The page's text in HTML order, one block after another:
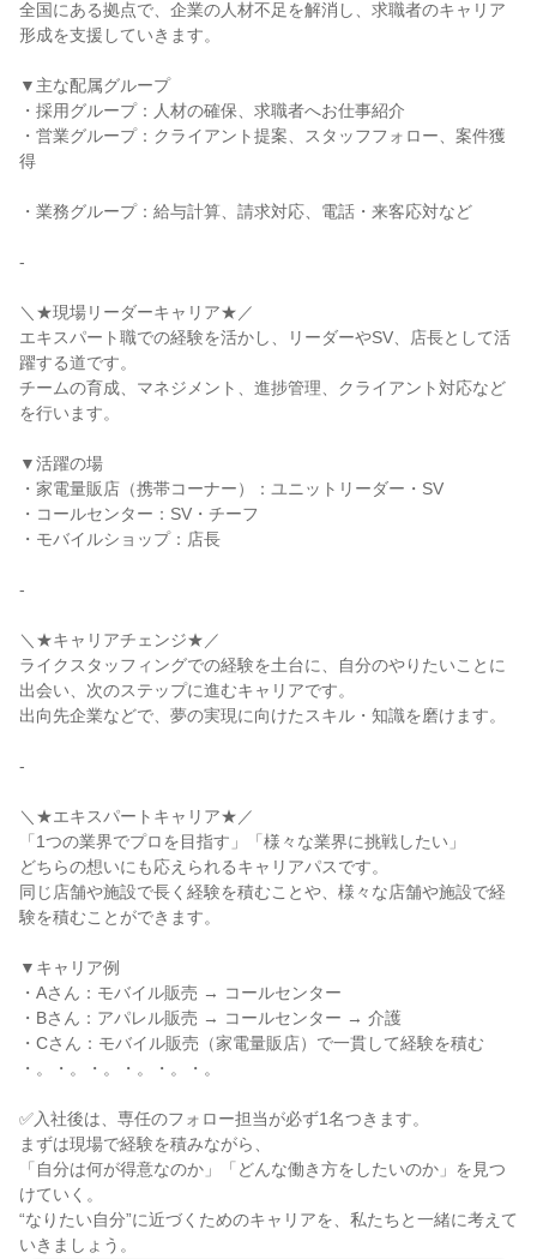
全国にある拠点で、企業の人材不足を解消し、求職者のキャリア
形成を支援していきます。
▼主な配属グループ
・採用グループ：人材の確保、求職者へお仕事紹介
・営業グループ：クライアント提案、スタッフフォロー、案件獲
得
・業務グループ：給与計算、請求対応、電話・来客応対など
-
＼★現場リーダーキャリア★／
エキスパート職での経験を活かし、リーダーやSV、店長として活
躍する道です。
チームの育成、マネジメント、進捗管理、クライアント対応など
を行います。
▼活躍の場
・家電量販店（携帯コーナー）：ユニットリーダー・SV
・コールセンター：SV・チーフ
・モバイルショップ：店長
-
＼★キャリアチェンジ★／
ライクスタッフィングでの経験を土台に、自分のやりたいことに
出会い、次のステップに進むキャリアです。
出向先企業などで、夢の実現に向けたスキル・知識を磨けます。
-
＼★エキスパートキャリア★／
「1つの業界でプロを目指す」「様々な業界に挑戦したい」
どちらの想いにも応えられるキャリアパスです。
同じ店舗や施設で長く経験を積むことや、様々な店舗や施設で経
験を積むことができます。
▼キャリア例
・Aさん：モバイル販売 → コールセンター
・Bさん：アパレル販売 → コールセンター → 介護
・Cさん：モバイル販売（家電量販店）で一貫して経験を積む
・。・。・。・。・。・。
✅入社後は、専任のフォロー担当が必ず1名つきます。
まずは現場で経験を積みながら、
「自分は何が得意なのか」「どんな働き方をしたいのか」を見つ
けていく。
“なりたい自分”に近づくためのキャリアを、私たちと一緒に考えて
いきましょう。